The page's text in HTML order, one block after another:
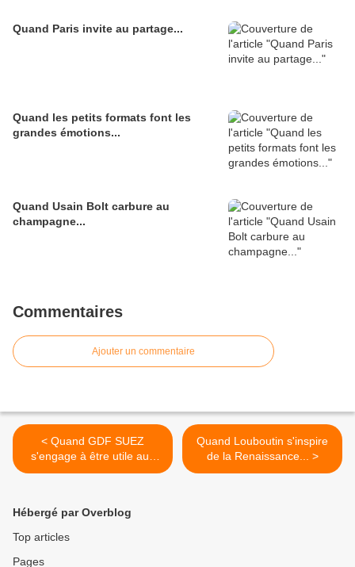
Quand Paris invite au partage...
Quand les petits formats font les
grandes émotions...
Quand Usain Bolt carbure au
champagne...
Commentaires
Ajouter un commentaire
< Quand GDF SUEZ
s'engage à être utile aux
hommes...
Quand Louboutin s'inspire
de la Renaissance... >
Hébergé par Overblog
Top articles
Pages